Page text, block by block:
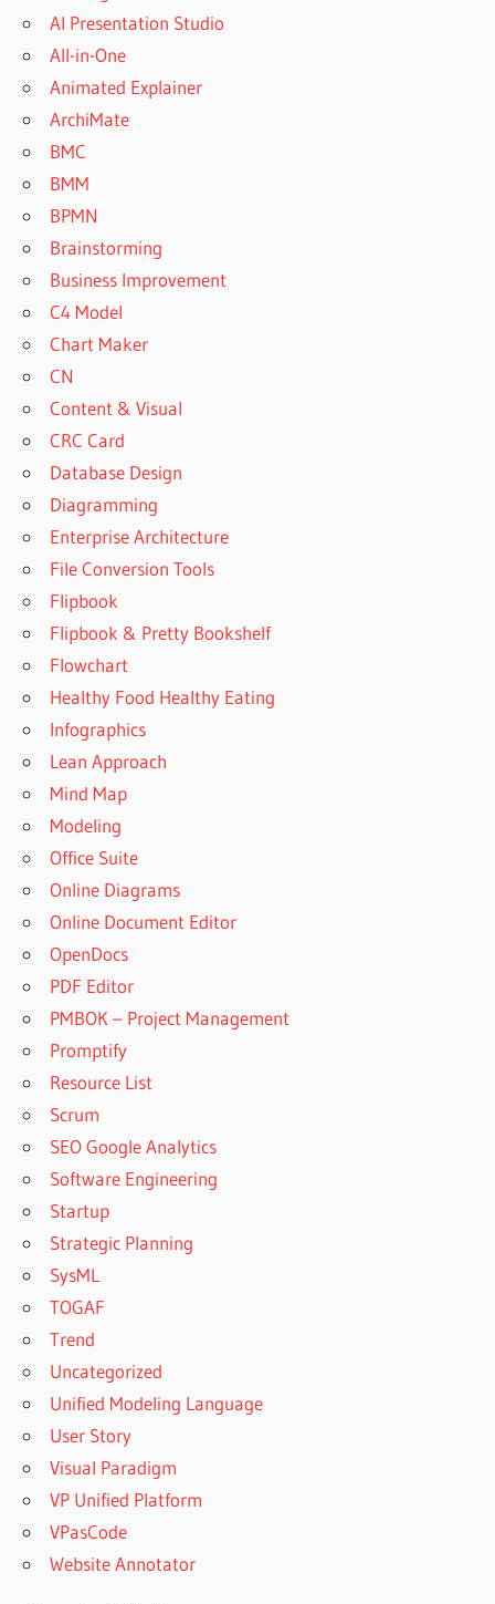
AI Presentation Studio
All-in-One
Animated Explainer
ArchiMate
BMC
BMM
BPMN
Brainstorming
Business Improvement
C4 Model
Chart Maker
CN
Content & Visual
CRC Card
Database Design
Diagramming
Enterprise Architecture
File Conversion Tools
Flipbook
Flipbook & Pretty Bookshelf
Flowchart
Healthy Food Healthy Eating
Infographics
Lean Approach
Mind Map
Modeling
Office Suite
Online Diagrams
Online Document Editor
OpenDocs
PDF Editor
PMBOK – Project Management
Promptify
Resource List
Scrum
SEO Google Analytics
Software Engineering
Startup
Strategic Planning
SysML
TOGAF
Trend
Uncategorized
Unified Modeling Language
User Story
Visual Paradigm
VP Unified Platform
VPasCode
Website Annotator